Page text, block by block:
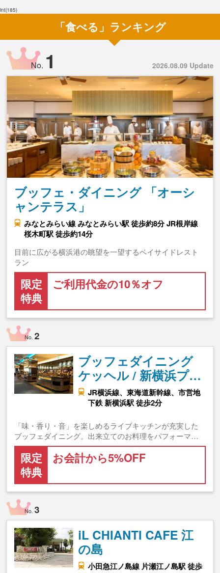
int(185)
「食べる」ランキング
2026.08.09 Update
No. 1
ブッフェ・ダイニング 「オーシ
ャンテラス」
みなとみらい線 みなとみらい駅 徒歩約8分 JR根岸線
桜木町駅 徒歩約14分
目前に広がる横浜港の眺望を一望するベイサイドレスト
ラン
限定
特典
ご利用代金の10％オフ
No.2
ブッフェダイニング
ケッヘル / 新横浜プ…
JR横浜線、東海道新幹線、市営地
下鉄 新横浜駅 徒歩2分
「味・香り・音」を楽しめるライブキッチンが充実した
ブッフェダイニング。出来立てのお料理をパフォーマ…
限定
特典
お会計から5%OFF
No.3
iL CHIANTI CAFE 江
の島
小田急江ノ島線 片瀬江ノ島駅 徒歩